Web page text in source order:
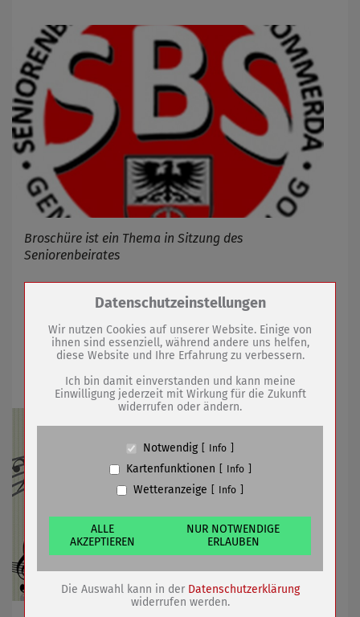
Broschüre ist ein Thema in Sitzung des
Seniorenbeirates
Konzert ausgebucht!!!!! Mozart und Bach
auch mal anders
Zum Betrieb der Seite notwendige Cookies /
Name
PHP Session Cookie
Anbieter
Eigentümer dieser Website (Wenko-
Wenselaar GmbH & Co. KG)
Absicherung Kontaktformular / SPAM
Cookiespeicherung Entscheidungscookie
Anbieter
Eigentümer dieser Website (Wenko-
Wenselaar GmbH & Co. KG)
Zweck
Speichert die Einstellungen der Besucher
bezüglich der Speicherung von Cookies.
Cookie Name
dywc
Cookie Laufzeit
1 Jahr
Datenschutzeinstellungen
Wir nutzen Cookies auf unserer Website. Einige von
ihnen sind essenziell, während andere uns helfen,
diese Website und Ihre Erfahrung zu verbessern.
Ich bin damit einverstanden und kann meine
Einwilligung jederzeit mit Wirkung für die Zukunft
widerrufen oder ändern.
Notwendig Info
Kartenfunktionen Info
Wetteranzeige Info
ALLE
AKZEPTIEREN
NUR NOTWENDIGE
ERLAUBEN
Die Auswahl kann in der Datenschutzerklärung
widerrufen werden.